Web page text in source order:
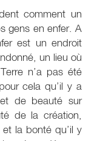
comment un
gens en enfer. A
est un endroit
un lieu où
n’a pas été
cela qu’il y a
de beauté sur
de la création,
la bonté qu’il y